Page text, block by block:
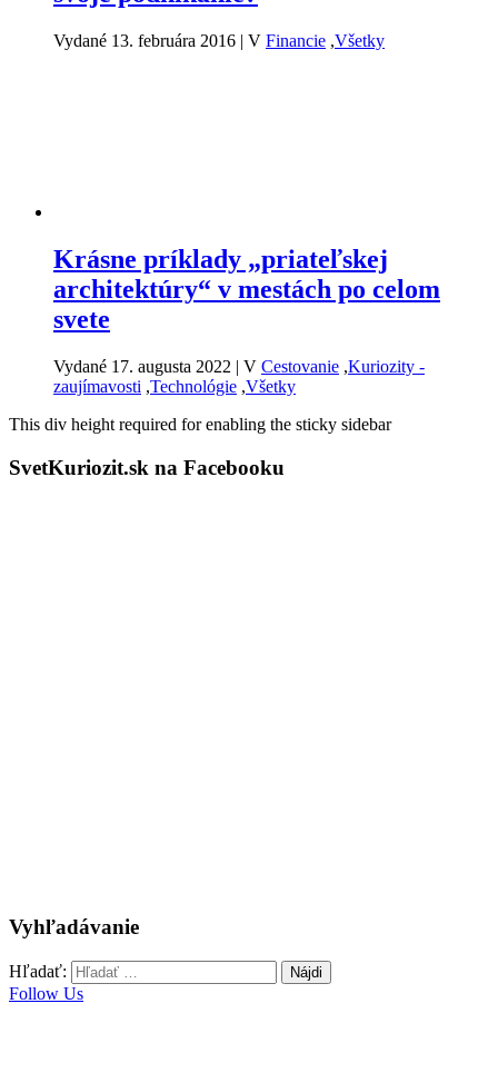
Vydané 13. februára 2016 | V Financie ,Všetky
Krásne príklady „priateľskej
architektúry“ v mestách po celom
svete
Vydané 17. augusta 2022 | V Cestovanie ,Kuriozity -
zaujímavosti ,Technológie ,Všetky
This div height required for enabling the sticky sidebar
SvetKuriozit.sk na Facebooku
Vyhľadávanie
Hľadať:
Follow Us